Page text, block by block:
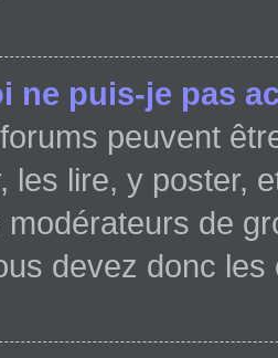
ne puis-je pas
peuvent
les lire, y poster,
modérateurs de
devez donc les